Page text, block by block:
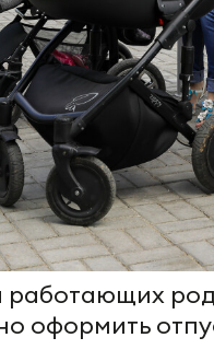
работающих
оформить